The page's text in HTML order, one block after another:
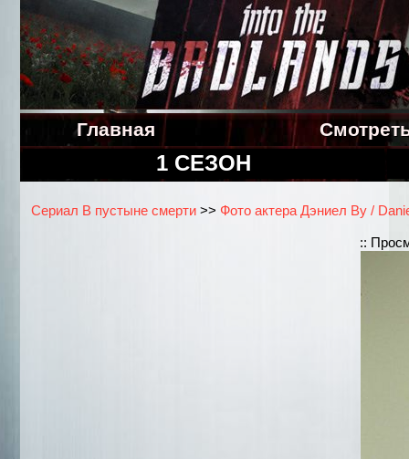
Главная
1 СЕЗОН
Сериал В пустыне смерти>> Фото актера Дэниел Ву /
::